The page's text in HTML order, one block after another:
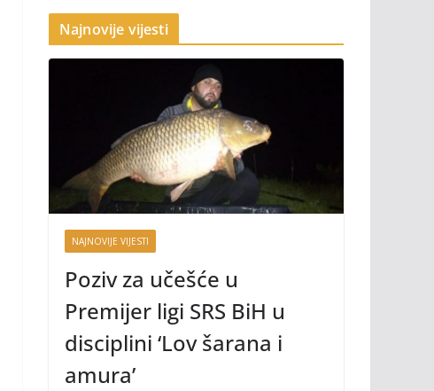
Najnovije vijesti
NAJNOVIJE VIJESTI
Poziv za učešće u
Premijer ligi SRS BiH u
disciplini ‘Lov šarana i
amura’